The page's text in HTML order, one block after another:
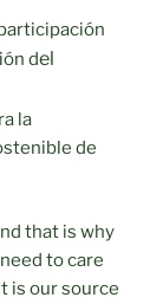
del
la
de
that is why
to care
is our source